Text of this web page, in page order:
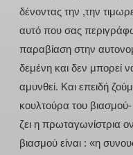
δένοντας την ,την
αυτό που σας
παραβίαση στην
δεμένη και δεν μπορεί
αμυνθεί. Και επειδή
κουλτούρα του
ζει η πρωταγωνίστρια
βιασμού είναι : «η